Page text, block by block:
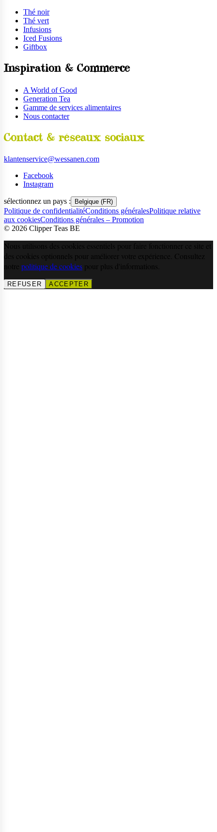
Thé noir
Thé vert
Infusions
Iced Fusions
Giftbox
Inspiration & Commerce
A World of Good
Generation Tea
Gamme de services alimentaires
Nous contacter
Contact & réseaux sociaux
klantenservice@wessanen.com
Facebook
Instagram
sélectionnez un pays : Belgique (FR)
Politique de confidentialitéConditions généralesPolitique relative
aux cookiesConditions générales – Promotion
© 2026 Clipper Teas BE
Nous utilisons des cookies essentiels pour faire fonctionner ce site et
des cookies optionnels pour améliorer votre expérience. Consultez
notre politique de cookies pour plus d'informations.
REFUSER ACCEPTER